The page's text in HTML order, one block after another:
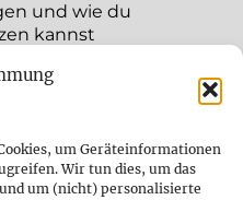
um Geräteinformationen
Wir tun dies, um das
um (nicht) personalisierte
und wie du
kannst
öffnen